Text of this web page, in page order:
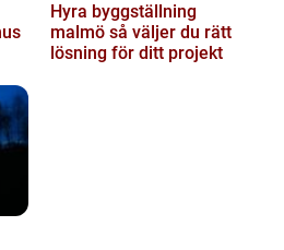
Hyra byggställning
malmö så väljer du rätt
lösning för ditt projekt